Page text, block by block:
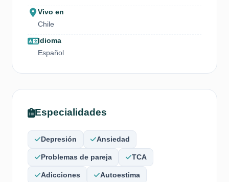
Vivo en
Chile
Idioma
Español
Especialidades
Depresión Ansiedad
Problemas de pareja TCA
Adicciones Autoestima